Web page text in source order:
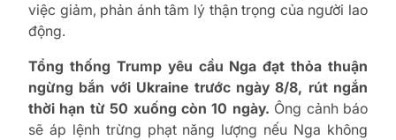
việc giảm, phản ánh tâm lý thận trọng của người lao
động.
Tổng thống Trump yêu cầu Nga đạt thỏa thuận
ngừng bắn với Ukraine trước ngày 8/8, rút ngắn
thời hạn từ 50 xuống còn 10 ngày. Ông cảnh báo
sẽ áp lệnh trừng phạt năng lượng nếu Nga không